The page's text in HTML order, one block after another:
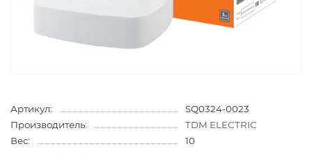
Артикул:
SQ0324-0023
Производитель:
TDM ELECTRIC
Вес:
10